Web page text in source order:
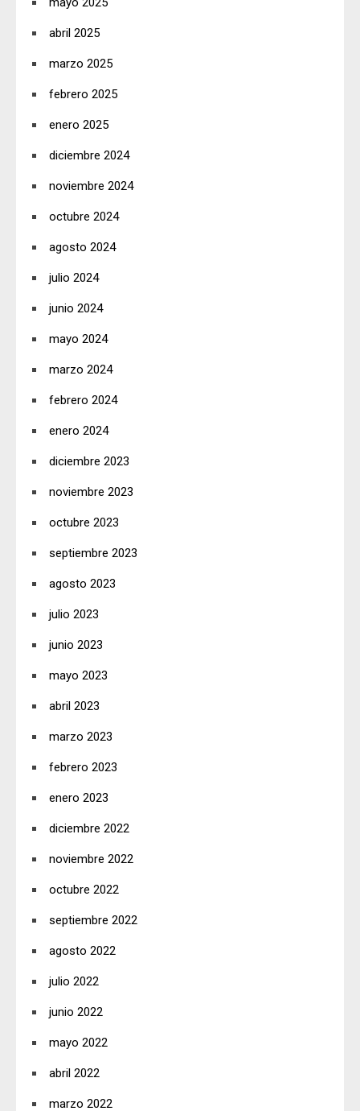
abril 2025
marzo 2025
febrero 2025
enero 2025
diciembre 2024
noviembre 2024
octubre 2024
agosto 2024
julio 2024
junio 2024
mayo 2024
marzo 2024
febrero 2024
enero 2024
diciembre 2023
noviembre 2023
octubre 2023
septiembre 2023
agosto 2023
julio 2023
junio 2023
mayo 2023
abril 2023
marzo 2023
febrero 2023
enero 2023
diciembre 2022
noviembre 2022
octubre 2022
septiembre 2022
agosto 2022
julio 2022
junio 2022
mayo 2022
abril 2022
marzo 2022